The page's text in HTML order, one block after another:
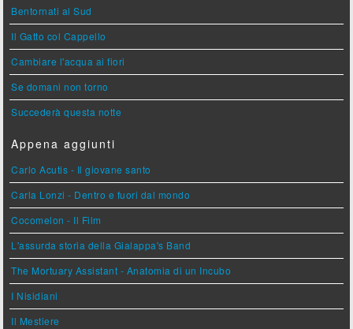
Bentornati al Sud
Il Gatto col Cappello
Cambiare l'acqua ai fiori
Se domani non torno
Succederà questa notte
Appena aggiunti
Carlo Acutis - Il giovane santo
Carla Lonzi - Dentro e fuori dal mondo
Cocomelon - Il Film
L'assurda storia della Gialappa's Band
The Mortuary Assistant - Anatomia di un Incubo
I Nisidiani
Il Mestiere